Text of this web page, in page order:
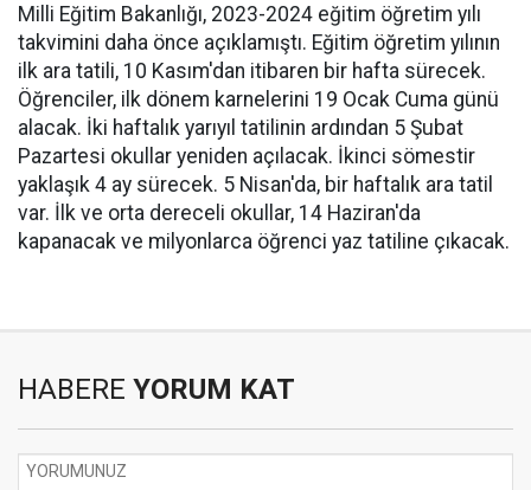
Milli Eğitim Bakanlığı, 2023-2024 eğitim öğretim yılı
takvimini daha önce açıklamıştı. Eğitim öğretim yılının
ilk ara tatili, 10 Kasım'dan itibaren bir hafta sürecek.
Öğrenciler, ilk dönem karnelerini 19 Ocak Cuma günü
alacak. İki haftalık yarıyıl tatilinin ardından 5 Şubat
Pazartesi okullar yeniden açılacak. İkinci sömestir
yaklaşık 4 ay sürecek. 5 Nisan'da, bir haftalık ara tatil
var. İlk ve orta dereceli okullar, 14 Haziran'da
kapanacak ve milyonlarca öğrenci yaz tatiline çıkacak.
HABERE YORUM KAT